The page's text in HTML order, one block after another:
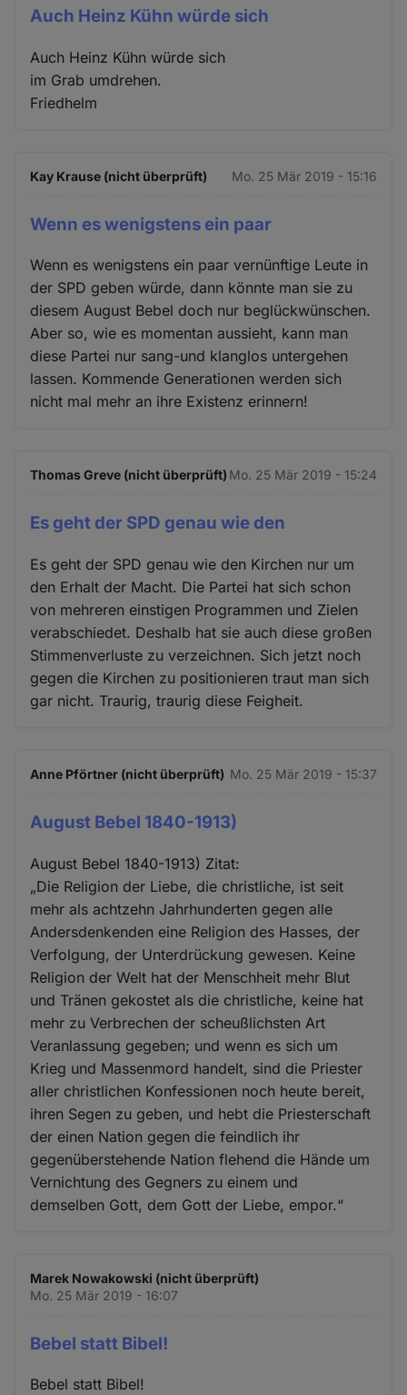
Auch Heinz Kühn würde sich
Auch Heinz Kühn würde sich
im Grab umdrehen.
Friedhelm
Kay Krause (nicht überprüft) Mo. 25 Mär 2019 - 15:16
Wenn es wenigstens ein paar
Wenn es wenigstens ein paar vernünftige Leute in
der SPD geben würde, dann könnte man sie zu
diesem August Bebel doch nur beglückwünschen.
Aber so, wie es momentan aussieht, kann man
diese Partei nur sang-und klanglos untergehen
lassen. Kommende Generationen werden sich
nicht mal mehr an ihre Existenz erinnern!
Thomas Greve (nicht überprüft) Mo. 25 Mär 2019 - 15:24
Es geht der SPD genau wie den
Es geht der SPD genau wie den Kirchen nur um
den Erhalt der Macht. Die Partei hat sich schon
von mehreren einstigen Programmen und Zielen
verabschiedet. Deshalb hat sie auch diese großen
Stimmenverluste zu verzeichnen. Sich jetzt noch
gegen die Kirchen zu positionieren traut man sich
gar nicht. Traurig, traurig diese Feigheit.
Anne Pförtner (nicht überprüft) Mo. 25 Mär 2019 - 15:37
August Bebel 1840-1913)
August Bebel 1840-1913) Zitat:
„Die Religion der Liebe, die christliche, ist seit
mehr als achtzehn Jahrhunderten gegen alle
Andersdenkenden eine Religion des Hasses, der
Verfolgung, der Unterdrückung gewesen. Keine
Religion der Welt hat der Menschheit mehr Blut
und Tränen gekostet als die christliche, keine hat
mehr zu Verbrechen der scheußlichsten Art
Veranlassung gegeben; und wenn es sich um
Krieg und Massenmord handelt, sind die Priester
aller christlichen Konfessionen noch heute bereit,
ihren Segen zu geben, und hebt die Priesterschaft
der einen Nation gegen die feindlich ihr
gegenüberstehende Nation flehend die Hände um
Vernichtung des Gegners zu einem und
demselben Gott, dem Gott der Liebe, empor.“
Marek Nowakowski (nicht überprüft)
Mo. 25 Mär 2019 - 16:07
Bebel statt Bibel!
Bebel statt Bibel!